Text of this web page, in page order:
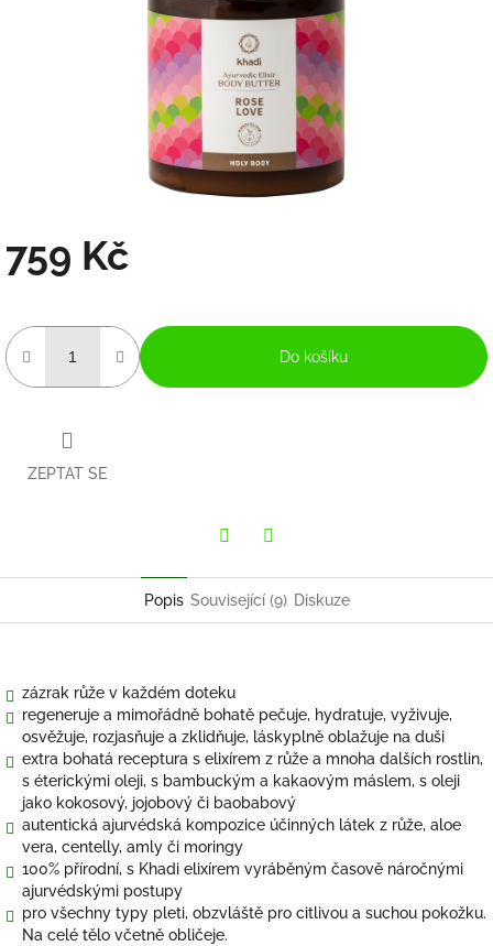
759 Kč
Do košíku
ZEPTAT SE
Popis Související (9) Diskuze
zázrak růže v každém doteku
regeneruje a mimořádně bohatě pečuje, hydratuje, vyživuje,
osvěžuje, rozjasňuje a zklidňuje, láskyplně oblažuje na duši
extra bohatá receptura s elixírem z růže a mnoha dalších rostlin,
s éterickými oleji, s bambuckým a kakaovým máslem, s oleji
jako kokosový, jojobový či baobabový
autentická ajurvédská kompozice účinných látek z růže, aloe
vera, centelly, amly či moringy
100% přírodní, s Khadi elixírem vyráběným časově náročnými
ajurvédskými postupy
pro všechny typy pleti, obzvláště pro citlivou a suchou pokožku.
Na celé tělo včetně obličeje.